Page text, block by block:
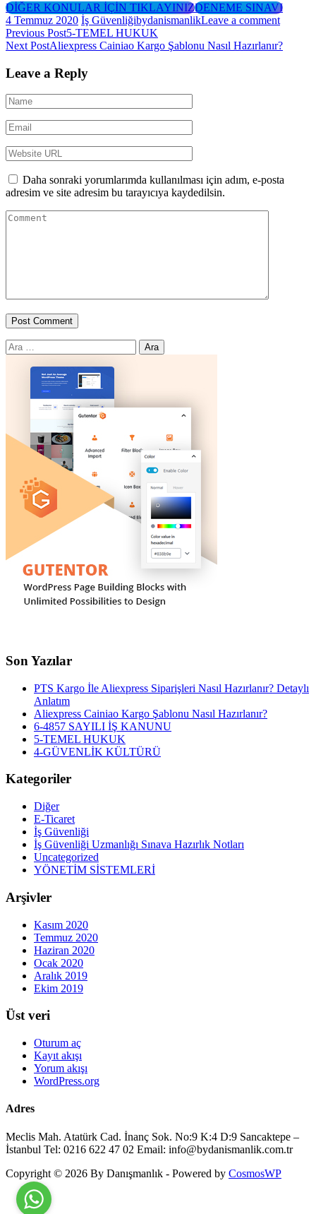
DİĞER KONULAR İÇİN TIKLAYINIZDENEME SINAVI
4 Temmuz 2020 İş GüvenliğibydanismanlikLeave a comment
Yazı
gezinmesi
Previous Post5-TEMEL HUKUK
Next PostAliexpress Cainiao Kargo Şablonu Nasıl Hazırlanır?
Leave a Reply
Daha sonraki yorumlarımda kullanılması için adım, e-posta
adresim ve site adresim bu tarayıcıya kaydedilsin.
Arama:
Son Yazılar
PTS Kargo İle Aliexpress Siparişleri Nasıl Hazırlanır? Detaylı
Anlatım
Aliexpress Cainiao Kargo Şablonu Nasıl Hazırlanır?
6-4857 SAYILI İŞ KANUNU
5-TEMEL HUKUK
4-GÜVENLİK KÜLTÜRÜ
Kategoriler
Diğer
E-Ticaret
İş Güvenliği
İş Güvenliği Uzmanlığı Sınava Hazırlık Notları
Uncategorized
YÖNETİM SİSTEMLERİ
Arşivler
Kasım 2020
Temmuz 2020
Haziran 2020
Ocak 2020
Aralık 2019
Ekim 2019
Üst veri
Oturum aç
Kayıt akışı
Yorum akışı
WordPress.org
Adres
Meclis Mah. Atatürk Cad. İnanç Sok. No:9 K:4 D:9 Sancaktepe –
İstanbul Tel: 0216 622 47 02 Email: info@bydanismanlik.com.tr
Copyright © 2026 By Danışmanlık - Powered by CosmosWP